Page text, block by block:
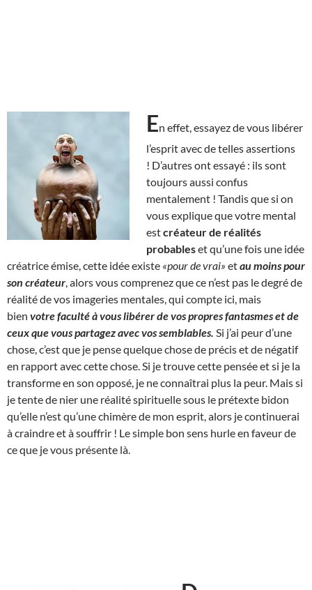
En effet, essayez de vous libérer
l’esprit avec de telles assertions
! D’autres ont essayé : ils sont
toujours aussi confus
mentalement ! Tandis que si on
vous explique que votre mental
estcréateur de réalités
probableset qu’une fois une idée
créatrice émise, cette idée existe «pour de vrai» etau moins pour
son créateur , alors vous comprenez que ce n’est pas le degré de
réalité de vos imageries mentales, qui compte ici, mais
bien votre faculté à vous libérer de vos propres fantasmes et de
ceux que vous partagez avec vos semblables. Si j’ai peur d’une
chose, c’est que je pense quelque chose de précis et de négatif
en rapport avec cette chose. Si je trouve cette pensée et si je la
transforme en son opposé, je ne connaîtrai plus la peur. Mais si
je tente de nier une réalité spirituelle sous le prétexte bidon
qu’elle n’est qu’une chimère de mon esprit, alors je continuerai
à craindre et à souffrir ! Le simple bon sens hurle en faveur de
ce que je vous présente là.